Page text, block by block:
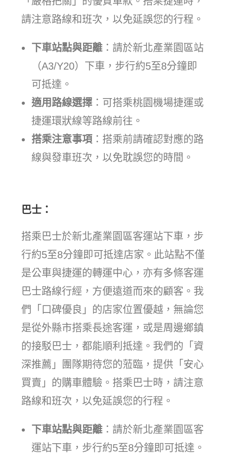
請注意路線和班次，以免延誤您的行程。
下車站點與距離 ：請於新北產業園區站
（A3/Y20）下車，步行約5至8分鐘即
可抵達。
適用路線選擇 ：可搭乘桃園機場捷運或
捷運環狀線等路線前往。
搭乘注意事項 ：搭乘前請確認對應的路
線與發車班次，以免耽誤您的時間。
巴士：
搭乘巴士於新北產業園區客運站下車，步
行約5至8分鐘即可抵達店家。此站點不僅
是公車與捷運的轉運中心，亦有多條客運
巴士路線行經，方便遠道而來的顧客。我
們「口碑優良」的店家位置優越，無論您
是從外縣市搭乘長途客運，或是周邊鄉鎮
的接駁巴士，都能順利抵達。我們的「資
深推薦」團隊期待您的蒞臨，提供「安心
買賣」的購車體驗。搭乘巴士時，請注意
路線和班次，以免延誤您的行程。
下車站點與距離 ：請於新北產業園區客
運站下車，步行約5至8分鐘即可抵達。